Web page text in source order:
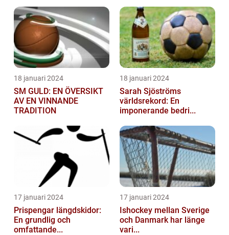
18 januari 2024
SM GULD: EN ÖVERSIKT
AV EN VINNANDE
TRADITION
18 januari 2024
Sarah Sjöströms
världsrekord: En
imponerande bedri...
17 januari 2024
Prispengar längdskidor:
En grundlig och
omfattande...
17 januari 2024
Ishockey mellan Sverige
och Danmark har länge
vari...